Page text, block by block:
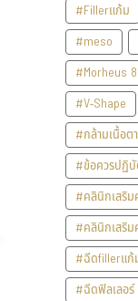
#Fillerแก้ม
#meso
#Morheus 8
#V-Shape
#กล้ามเนื้อต
#ข้อควรปฏิ
#คลินิกเสริม
#คลินิกเสริม
#ฉีดfillerแก้
#ฉีดฟิลเลอร์